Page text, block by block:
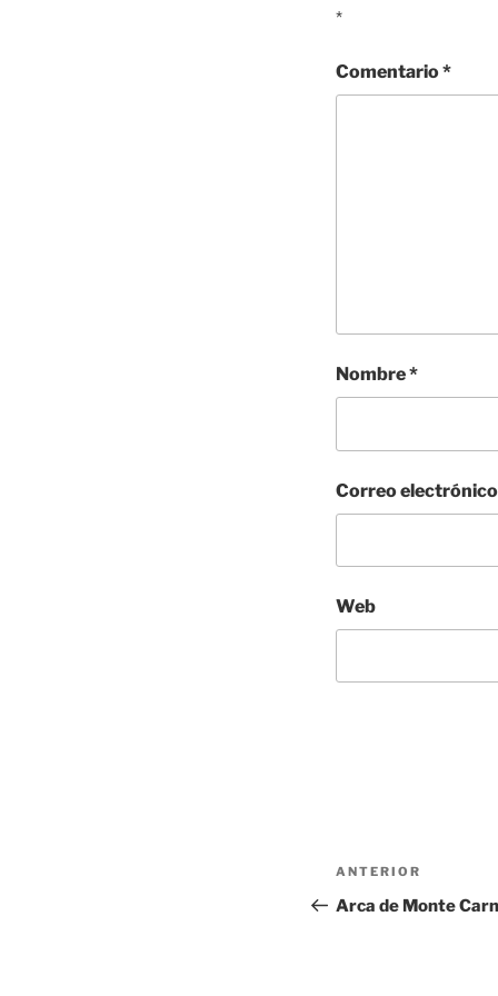
*
Comentario*
Nombre*
Correo
Web
Navegación
de
Entrada
anterior:
ANTERIOR
Arca de Monte